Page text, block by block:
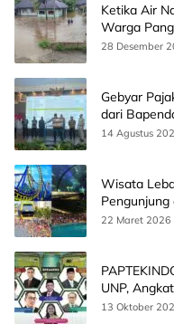
Ketika Air
Warga
Banjir
28 Desember
Gebyar
dari
14 Agustus
Wisata
22 Maret 2026
UNP,
Agendanya
13 Oktober